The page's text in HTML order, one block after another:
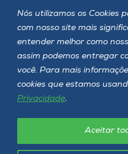
Nós utilizamos os Cookies
com nosso site mais
entender melhor como
assim podemos entregar
você. Para mais
cookies que estamos
Privacidade.
Aceitar
Siga a Unoesc
Política de privacidade LGPD